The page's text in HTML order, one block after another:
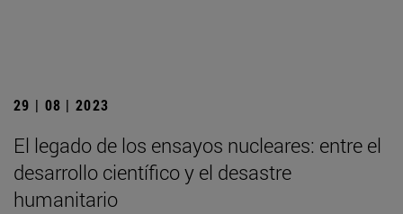
29 | 08 | 2023
El legado de los ensayos nucleares: entre el
desarrollo científico y el desastre
humanitario